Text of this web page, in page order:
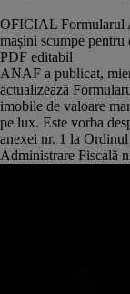
OFICIAL Formularul
mașini scumpe pentru
PDF editabil
ANAF a publicat,
actualizează
imobile de valoare
pe lux. Este vorba
anexei nr. 1 la
Administrare Fiscală